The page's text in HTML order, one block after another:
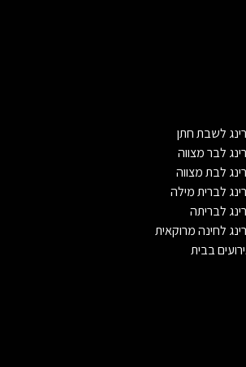
לשבת חתן
לבר מצווה
לבת מצווה
לברית מילה
לבריתה
לחינה מרוקאית
בבית